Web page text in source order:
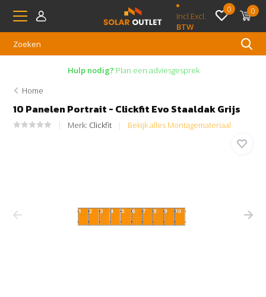
Incl.Excl.
BTW
0 0
Hulp nodig? Plan een adviesgesprek
Home
10 Panelen Portrait - Clickfit Evo Staaldak Grijs
Merk: Clickfit Bekijk alles Montagemateriaal